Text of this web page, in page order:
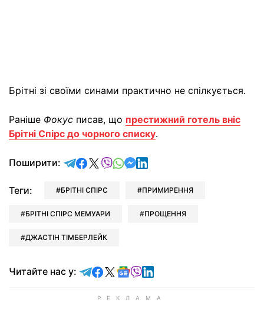
Брітні зі своїми синами практично не спілкується.
Раніше Фокус писав, що престижний готель вніс
Брітні Спірс до чорного списку.
Поширити: відправити у Telegram
поділитись у Facebook
поділитись у X
відправити у Viber
відправити у Whatsapp
відправити у Messenger
відправити у LinkedIn
Теги: БРІТНІ СПІРС ПРИМИРЕННЯ
БРІТНІ СПІРС МЕМУАРИ ПРОЩЕННЯ
ДЖАСТІН ТІМБЕРЛЕЙК
Читайте нас у: Читайте у Telegram
Читайте у Facebook
Читайте у X
Читайте у Google news
Читайте у Viber
Читайте у LinkedIn